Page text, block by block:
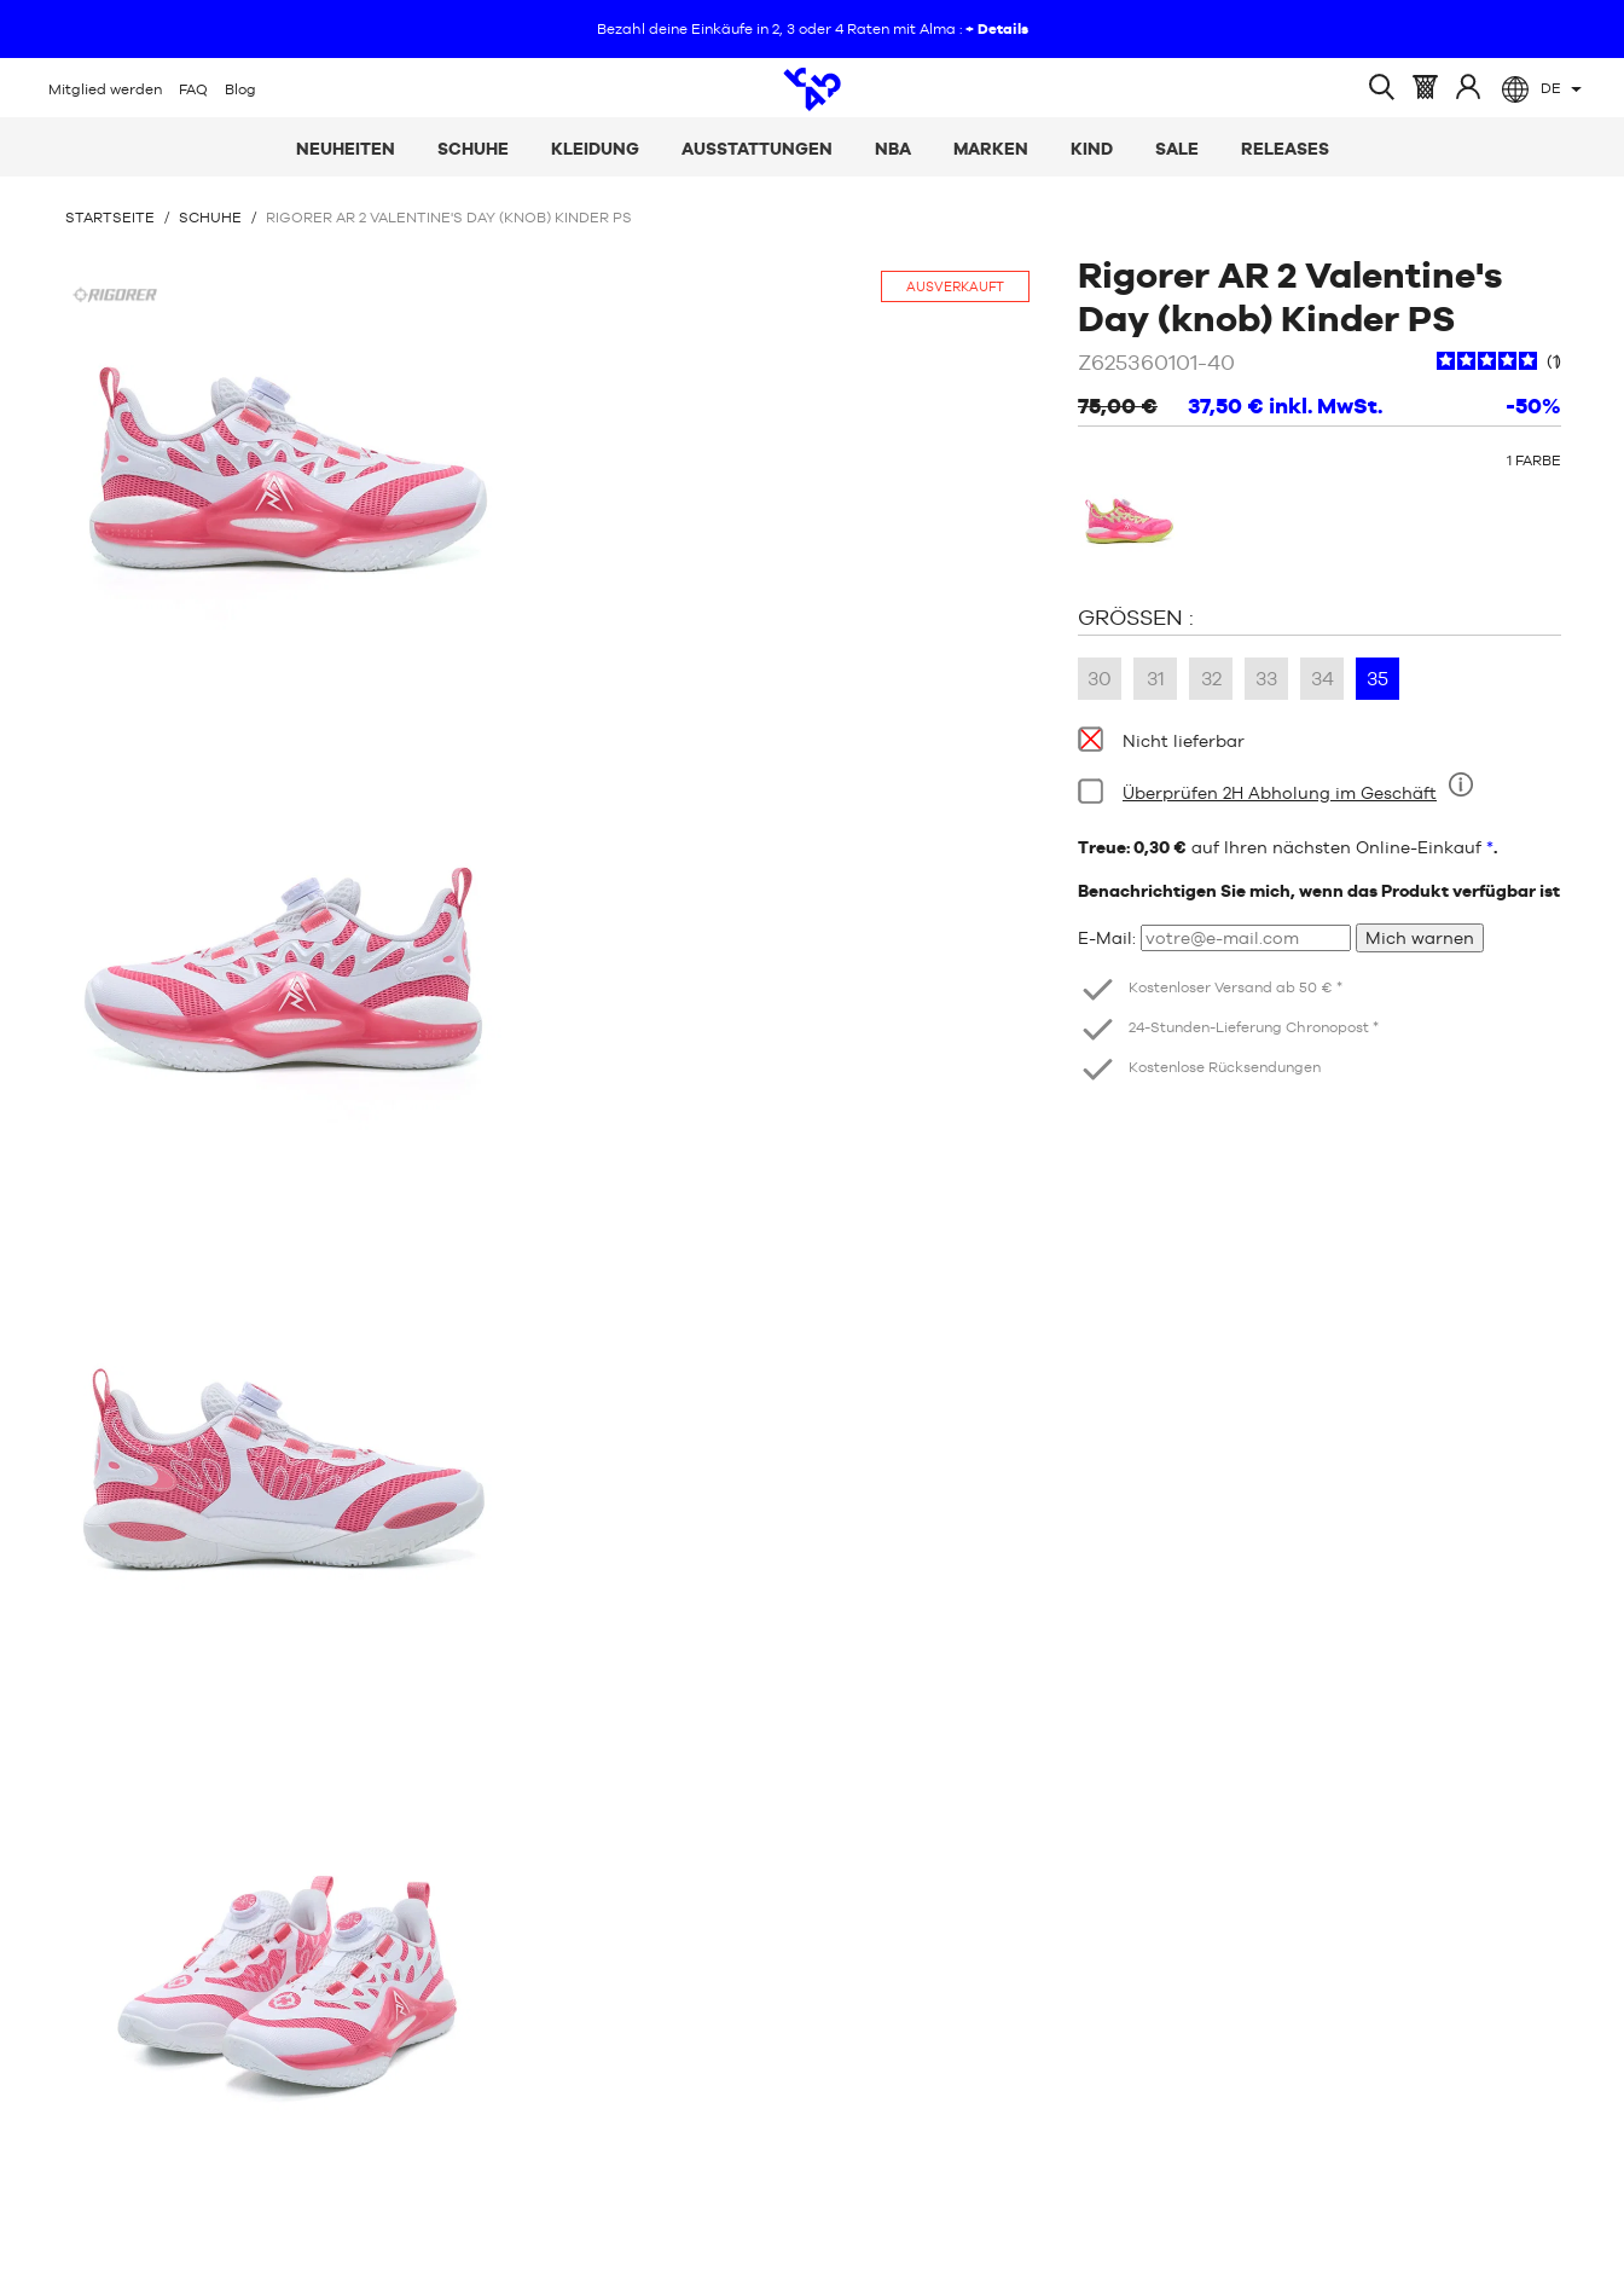
Bezahl deine Einkäufe in 2, 3 oder 4 Raten mit Alma : + Details
Mitglied werden FAQ Blog DE
NEUHEITEN SCHUHE KLEIDUNG AUSSTATTUNGEN NBA MARKEN KIND SALE RELEASES
SIE
STARTSEITE / SCHUHE / RIGORER AR 2 VALENTINE'S DAY (KNOB) KINDER PS
Rigorer AR 2 Valentine's
Day (knob) Kinder PS/
Z625360101-40 1
75,00 € 37,50 € inkl. MwSt. -50%
OTHER
1 FARBE
GRÖSSEN :
30 31 32 33 34 35
Verfügbarkeit:
Nicht lieferbar
Bedingung:
Neun
Überprüfen 2H Abholung im Geschäft
Treue: 0,30 € auf Ihren nächsten Online-Einkauf *.
Benachrichtigen Sie mich, wenn das Produkt verfügbar ist
E-Mail: Mich warnen
Kostenloser Versand ab 50 € *
24-Stunden-Lieferung Chronopost *
Kostenlose Rücksendungen
AUSVERKAUFT